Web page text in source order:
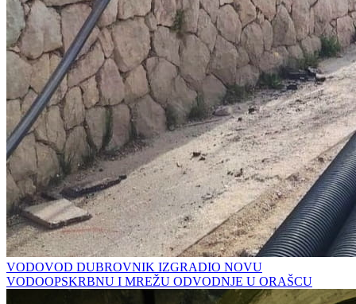
VODOVOD DUBROVNIK IZGRADIO NOVU
VODOOPSKRBNU I MREŽU ODVODNJE U ORAŠCU